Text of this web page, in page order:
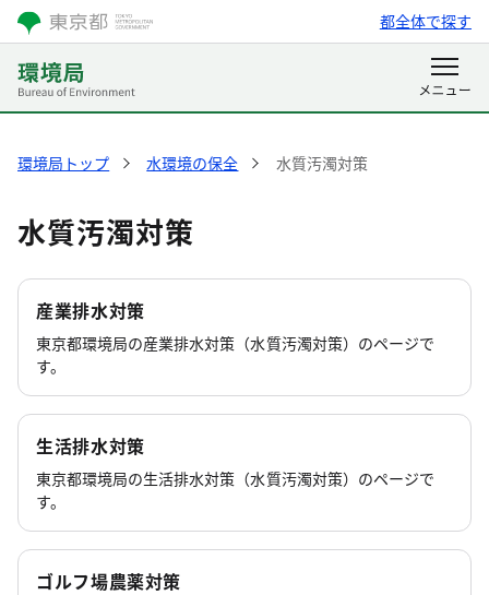
都全体で探す
環境局トップ 水環境の保全 水質汚濁対策
水質汚濁対策
産業排水対策
東京都環境局の産業排水対策（水質汚濁対策）のページで
す。
生活排水対策
東京都環境局の生活排水対策（水質汚濁対策）のページで
す。
ゴルフ場農薬対策